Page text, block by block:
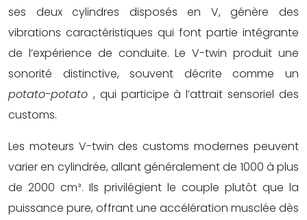
ses deux cylindres disposés en V, génère des
vibrations caractéristiques qui font partie intégrante
de l’expérience de conduite. Le V-twin produit une
sonorité distinctive, souvent décrite comme un
potato-potato , qui participe à l’attrait sensoriel des
customs.
Les moteurs V-twin des customs modernes peuvent
varier en cylindrée, allant généralement de 1000 à plus
de 2000 cm³. Ils privilégient le couple plutôt que la
puissance pure, offrant une accélération musclée dès